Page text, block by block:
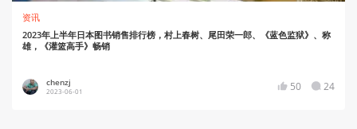
资讯
2023年上半年日本图书销售排行榜，村上春树、尾田荣一郎、《蓝色监狱》、称
雄，《灌篮高手》畅销
chenzj
2023-06-01 50 24